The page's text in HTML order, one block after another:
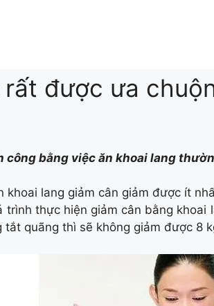
được ưa
bằng việc ăn khoai lang
lang giảm cân giảm được ít
thực hiện giảm cân bằng
quãng thì sẽ không giảm được 8